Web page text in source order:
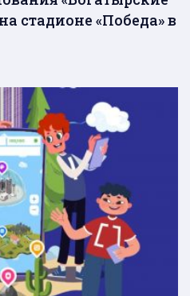
стадионе «Победа» в